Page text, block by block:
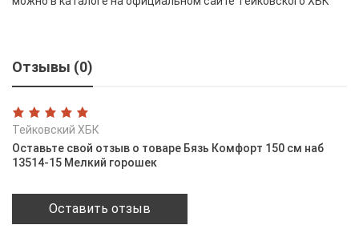
Отзывы (0)
Тейковский ХБК
Оставьте свой отзыв о товаре Бязь Комфорт 150 см наб
13514-15 Мелкий горошек
Оставить отзыв